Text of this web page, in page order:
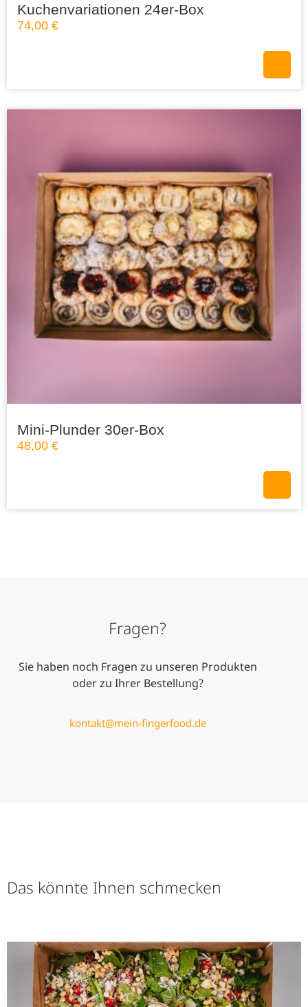
Kuchenvariationen 24er-Box
74,00 €
Mini-Plunder 30er-Box
48,00 €
Fragen?
Sie haben noch Fragen zu unseren Produkten
oder zu Ihrer Bestellung?
kontakt@mein-fingerfood.de
Das könnte Ihnen schmecken